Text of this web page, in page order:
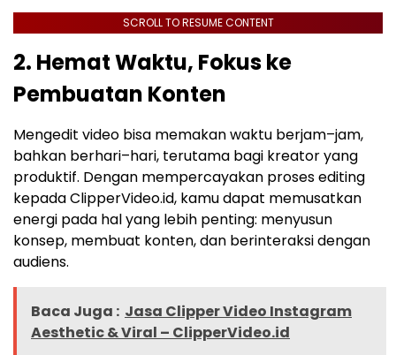
SCROLL TO RESUME CONTENT
2. Hemat Waktu, Fokus ke
Pembuatan Konten
Mengedit video bisa memakan waktu berjam–jam,
bahkan berhari–hari, terutama bagi kreator yang
produktif. Dengan mempercayakan proses editing
kepada ClipperVideo.id, kamu dapat memusatkan
energi pada hal yang lebih penting: menyusun
konsep, membuat konten, dan berinteraksi dengan
audiens.
Baca Juga : Jasa Clipper Video Instagram
Aesthetic & Viral – ClipperVideo.id